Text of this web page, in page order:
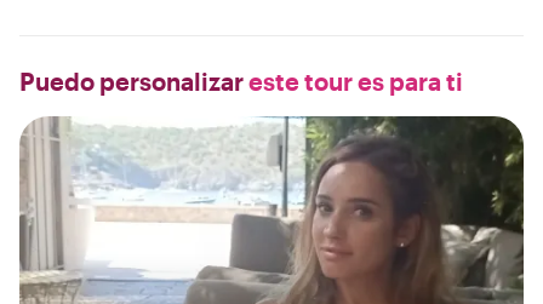
Puedo personalizareste tour es para ti